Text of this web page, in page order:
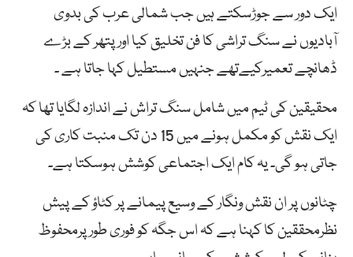
ایک دور سے جوڑسکتے ہیں جب شمالی عرب کی بدوی
آبادیوں نے سنگ تراشی کا فن تخلیق کیا اور پتھر کے بڑے
ڈھانچے تعمیرکیےتھے جنہیں مستطیل کہا جاتا ہے ۔
محقیقین کی ٹیم میں شامل سنگ تراش نے اندازہ لگایا تھا کہ
ایک نقش کو مکمل ہونے میں 15 دن تک منبت کاری کی
جاتی ہو گی۔ یہ کام ایک اجتماعی کوشش ہوسکتا ہے۔
چٹانوں پر ان نقش ونگار کے وسیع پیمانے پر کٹاؤ کے پیش
نظرمحققین کا کہنا ہے کہ اس جگہ کو فوری طور پرمحفوظ